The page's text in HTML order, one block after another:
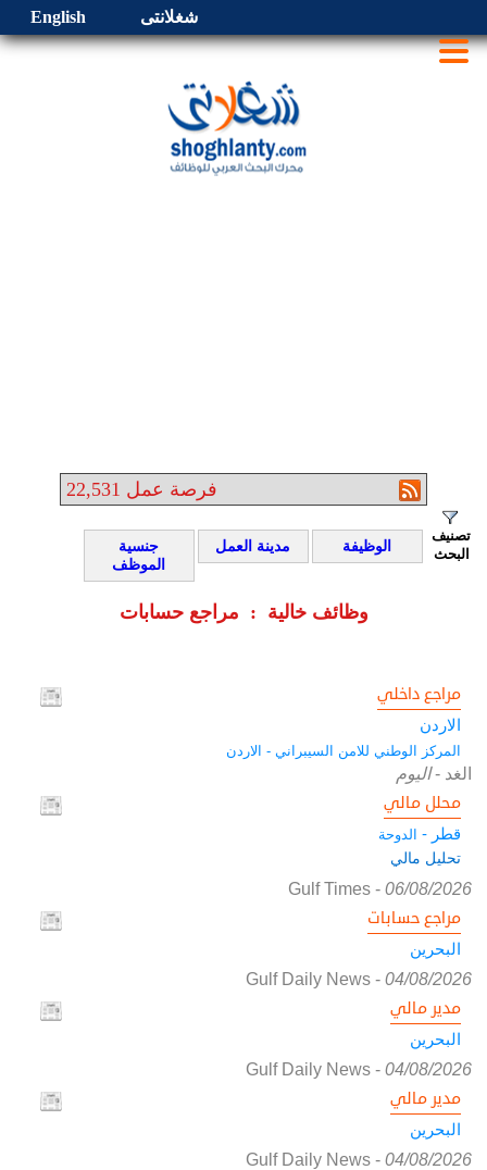
شغلانتى English
22,531 فرصة عمل
تصنيف
البحث
الوظيفة مدينة العمل
جنسية
الموظف
وظائف خالية : مراجع حسابات
مراجع داخلي
الاردن
المركز الوطني للامن السيبراني - الاردن
الغد -اليوم
محلل مالي
قطر - الدوحة
تحليل مالي
Gulf Times- 06/08/2026
مراجع حسابات
البحرين
Gulf Daily News- 04/08/2026
مدير مالي
البحرين
Gulf Daily News- 04/08/2026
مدير مالي
البحرين
Gulf Daily News- 04/08/2026